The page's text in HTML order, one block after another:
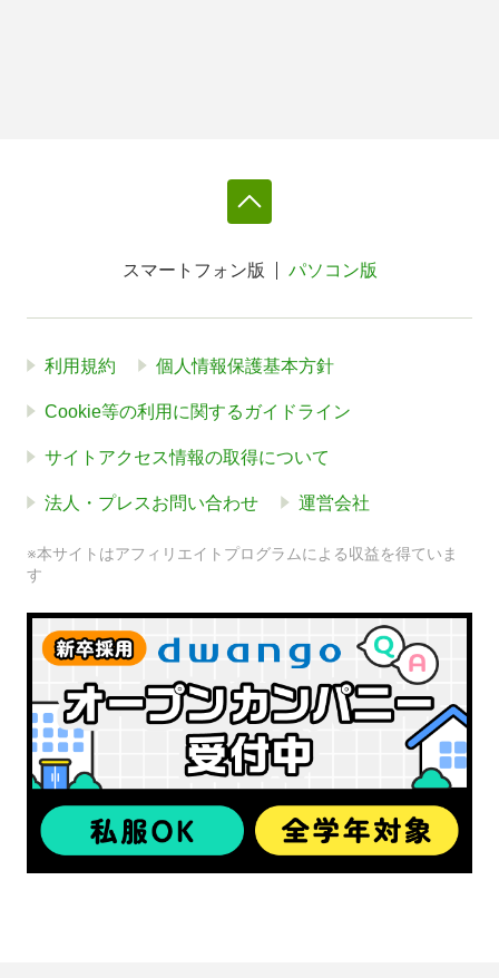
スマートフォン版 パソコン版
利用規約 個人情報保護基本方針
Cookie等の利用に関するガイドライン
サイトアクセス情報の取得について
法人・プレスお問い合わせ 運営会社
※本サイトはアフィリエイトプログラムによる収益を得ていま
す